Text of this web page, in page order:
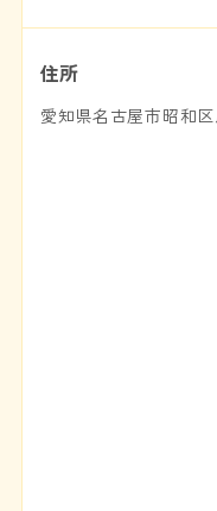
住所
愛知県名古屋市昭和